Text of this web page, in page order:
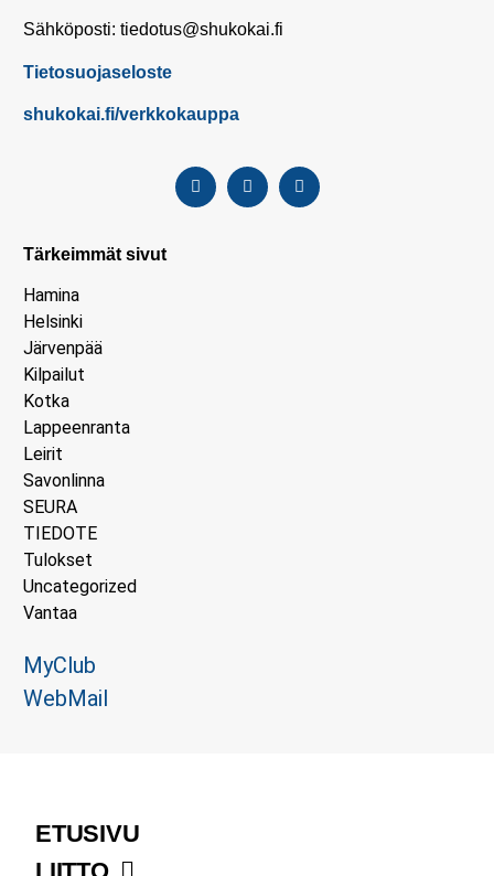
Sähköposti: tiedotus@shukokai.fi
Tietosuojaseloste
shukokai.fi/verkkokauppa
Tärkeimmät sivut
Hamina
Helsinki
Järvenpää
Kilpailut
Kotka
Lappeenranta
Leirit
Savonlinna
SEURA
TIEDOTE
Tulokset
Uncategorized
Vantaa
MyClub
WebMail
ETUSIVU